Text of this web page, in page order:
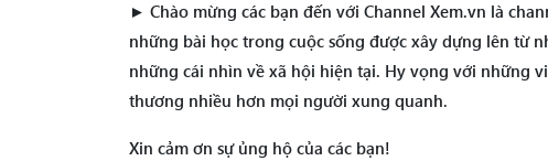
► Chào mừng các bạn đến với Channel Xem.vn là
những bài học trong cuộc sống được xây dựng lên từ
những cái nhìn về xã hội hiện tại. Hy vọng với những
thương nhiều hơn mọi người xung quanh.
Xin cảm ơn sự ủng hộ của các bạn!